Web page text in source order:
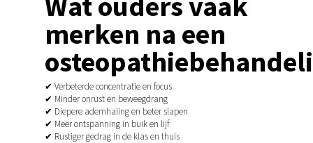
merken na een
✔ Verbeterde concentratie en focus
✔ Minder onrust en beweegdrang
✔ Diepere ademhaling en beter slapen
✔ Meer ontspanning in buik en lijf
✔ Rustiger gedrag in de klas en thuis